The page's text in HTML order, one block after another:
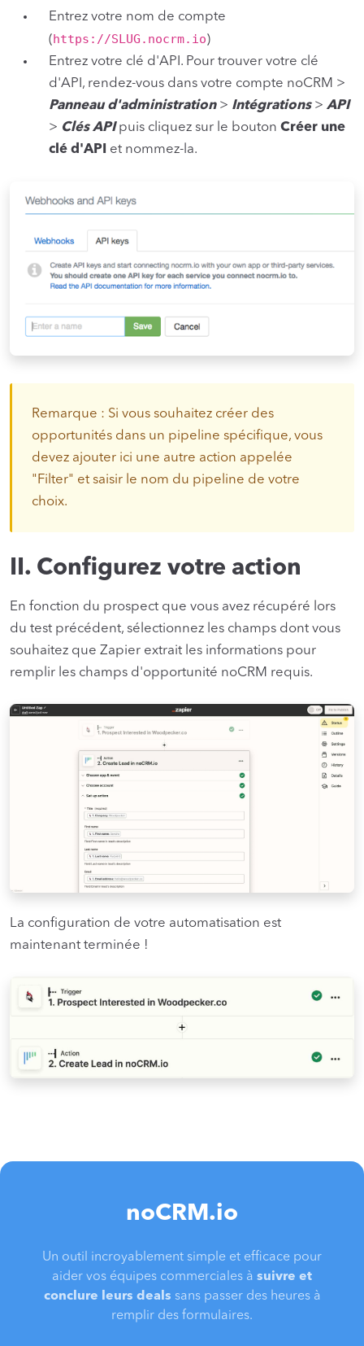
Entrez votre nom de compte
(https://SLUG.nocrm.io)
Entrez votre clé d'API. Pour trouver votre clé
d'API, rendez-vous dans votre compte noCRM >
Panneau d'administration> Intégrations> API
> Clés APIpuis cliquez sur le bouton Créer une
clé d'API et nommez-la.
Remarque : Si vous souhaitez créer des
opportunités dans un pipeline spécifique, vous
devez ajouter ici une autre action appelée
"Filter" et saisir le nom du pipeline de votre
choix.
II. Configurez votre action
En fonction du prospect que vous avez récupéré lors
du test précédent, sélectionnez les champs dont vous
souhaitez que Zapier extrait les informations pour
remplir les champs d'opportunité noCRM requis.
La configuration de votre automatisation est
maintenant terminée !
noCRM.io
Un outil incroyablement simple et efficace pour
aider vos équipes commerciales à suivre et
conclure leurs deals sans passer des heures à
remplir des formulaires.